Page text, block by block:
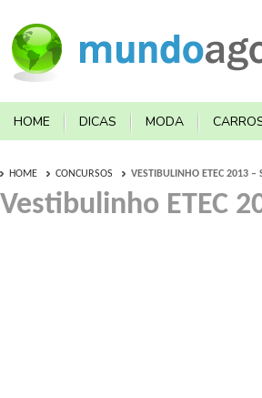
HOME DICAS MODA
HOME CONCURSOS VESTIBULINHO ETEC 2013 –
Vestibulinho ETEC